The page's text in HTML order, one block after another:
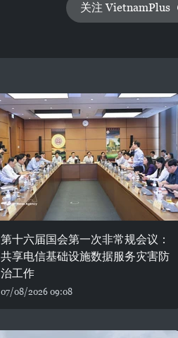
关注 VietnamPlus
第十六届国会第一次非常规会议：
共享电信基础设施数据服务灾害防
治工作
07/08/2026 09:08